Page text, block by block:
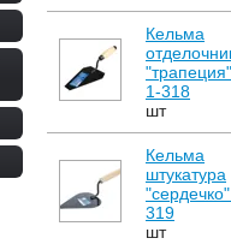
Кельма
1-318
шт
Кельма
штукатура
319
шт